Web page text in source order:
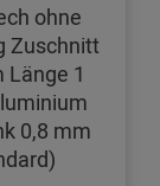
ohne
Zuschnitt
Länge 1
0,8 mm